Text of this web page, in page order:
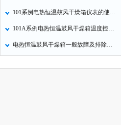
101系例电热恒温鼓风干燥箱仪表的使用方法
101A系例电热恒温鼓风干燥箱温度控制操作方法
电热恒温鼓风干燥箱一般故障及排除方法